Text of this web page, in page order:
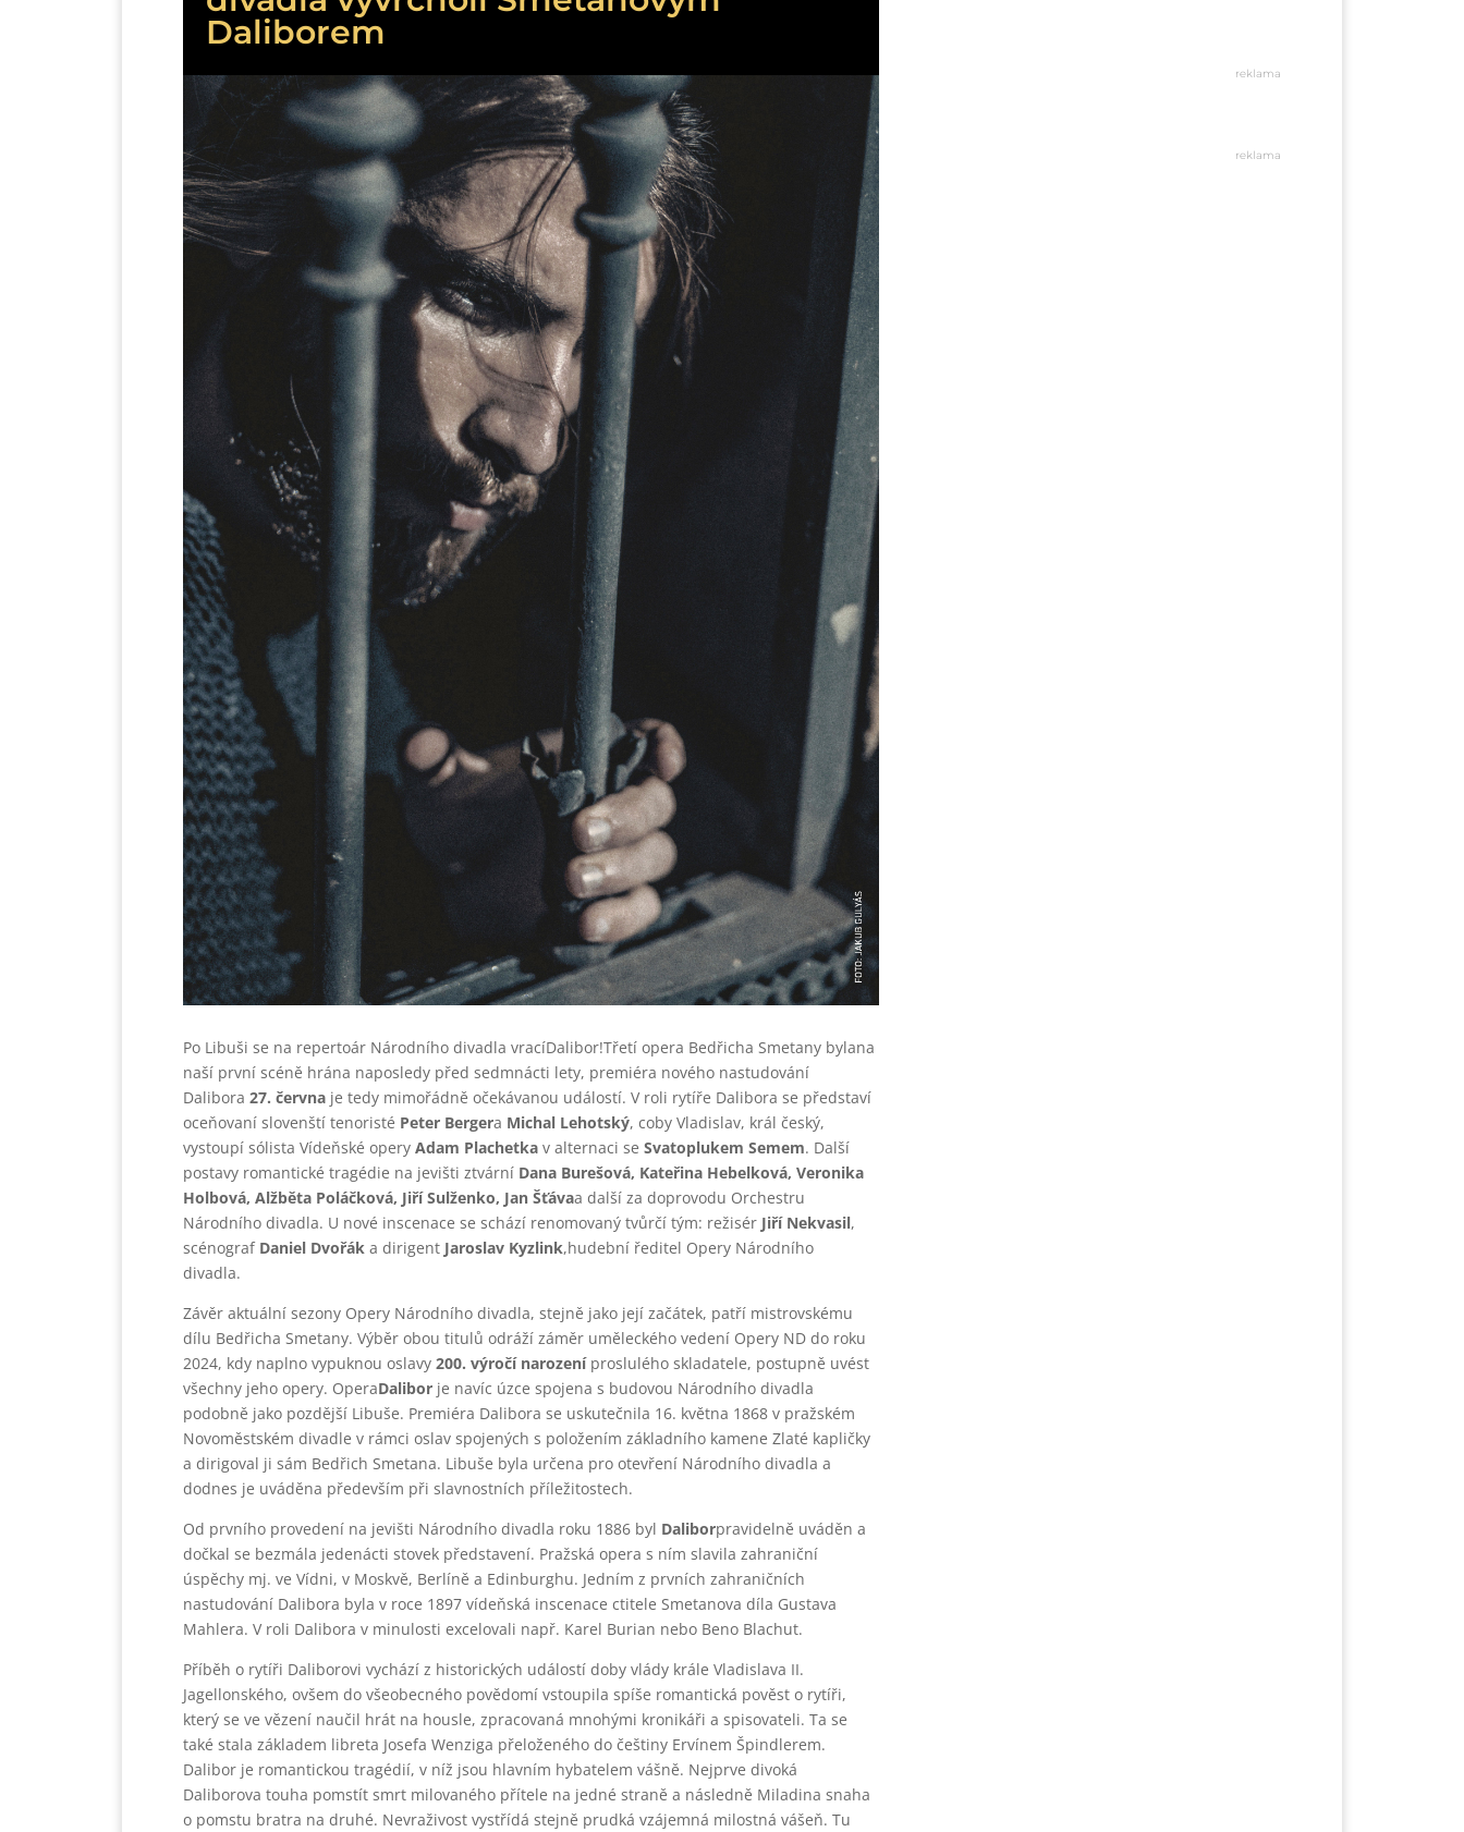
Daliborem
Po Libuši se na repertoár Národního divadla vracíDalibor!Třetí opera Bedřicha Smetany bylana
naší první scéně hrána naposledy před sedmnácti lety, premiéra nového nastudování
Dalibora 27. června je tedy mimořádně očekávanou událostí. V roli rytíře Dalibora se představí
oceňovaní slovenští tenoristé Peter Bergera Michal Lehotský, coby Vladislav, král český,
vystoupí sólista Vídeňské opery Adam Plachetka v alternaci se Svatoplukem Semem. Další
postavy romantické tragédie na jevišti ztvární Dana Burešová, Kateřina Hebelková, Veronika
Holbová, Alžběta Poláčková, Jiří Sulženko, Jan Šťávaa další za doprovodu Orchestru
Národního divadla. U nové inscenace se schází renomovaný tvůrčí tým: režisér Jiří Nekvasil,
scénograf Daniel Dvořák a dirigent Jaroslav Kyzlink,hudební ředitel Opery Národního
divadla.
Závěr aktuální sezony Opery Národního divadla, stejně jako její začátek, patří mistrovskému
dílu Bedřicha Smetany. Výběr obou titulů odráží záměr uměleckého vedení Opery ND do roku
2024, kdy naplno vypuknou oslavy 200. výročí narození proslulého skladatele, postupně uvést
všechny jeho opery. OperaDalibor je navíc úzce spojena s budovou Národního divadla
podobně jako pozdější Libuše. Premiéra Dalibora se uskutečnila 16. května 1868 v pražském
Novoměstském divadle v rámci oslav spojených s položením základního kamene Zlaté kapličky
a dirigoval ji sám Bedřich Smetana. Libuše byla určena pro otevření Národního divadla a
dodnes je uváděna především při slavnostních příležitostech.
Od prvního provedení na jevišti Národního divadla roku 1886 byl Daliborpravidelně uváděn a
dočkal se bezmála jedenácti stovek představení. Pražská opera s ním slavila zahraniční
úspěchy mj. ve Vídni, v Moskvě, Berlíně a Edinburghu. Jedním z prvních zahraničních
nastudování Dalibora byla v roce 1897 vídeňská inscenace ctitele Smetanova díla Gustava
Mahlera. V roli Dalibora v minulosti excelovali např. Karel Burian nebo Beno Blachut.
Příběh o rytíři Daliborovi vychází z historických událostí doby vlády krále Vladislava II.
Jagellonského, ovšem do všeobecného povědomí vstoupila spíše romantická pověst o rytíři,
který se ve vězení naučil hrát na housle, zpracovaná mnohými kronikáři a spisovateli. Ta se
také stala základem libreta Josefa Wenziga přeloženého do češtiny Ervínem Špindlerem.
Dalibor je romantickou tragédií, v níž jsou hlavním hybatelem vášně. Nejprve divoká
Daliborova touha pomstít smrt milovaného přítele na jedné straně a následně Miladina snaha
o pomstu bratra na druhé. Nevraživost vystřídá stejně prudká vzájemná milostná vášeň. Tu
reklama
reklama